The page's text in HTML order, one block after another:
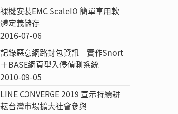
裸機安裝EMC ScaleIO 簡單享用軟
體定義儲存
2016-07-06
記錄惡意網路封包資訊 實作Snort
＋BASE網頁型入侵偵測系統
2010-09-05
LINE CONVERGE 2019 宣示持續耕
耘台灣市場擴大社會參與